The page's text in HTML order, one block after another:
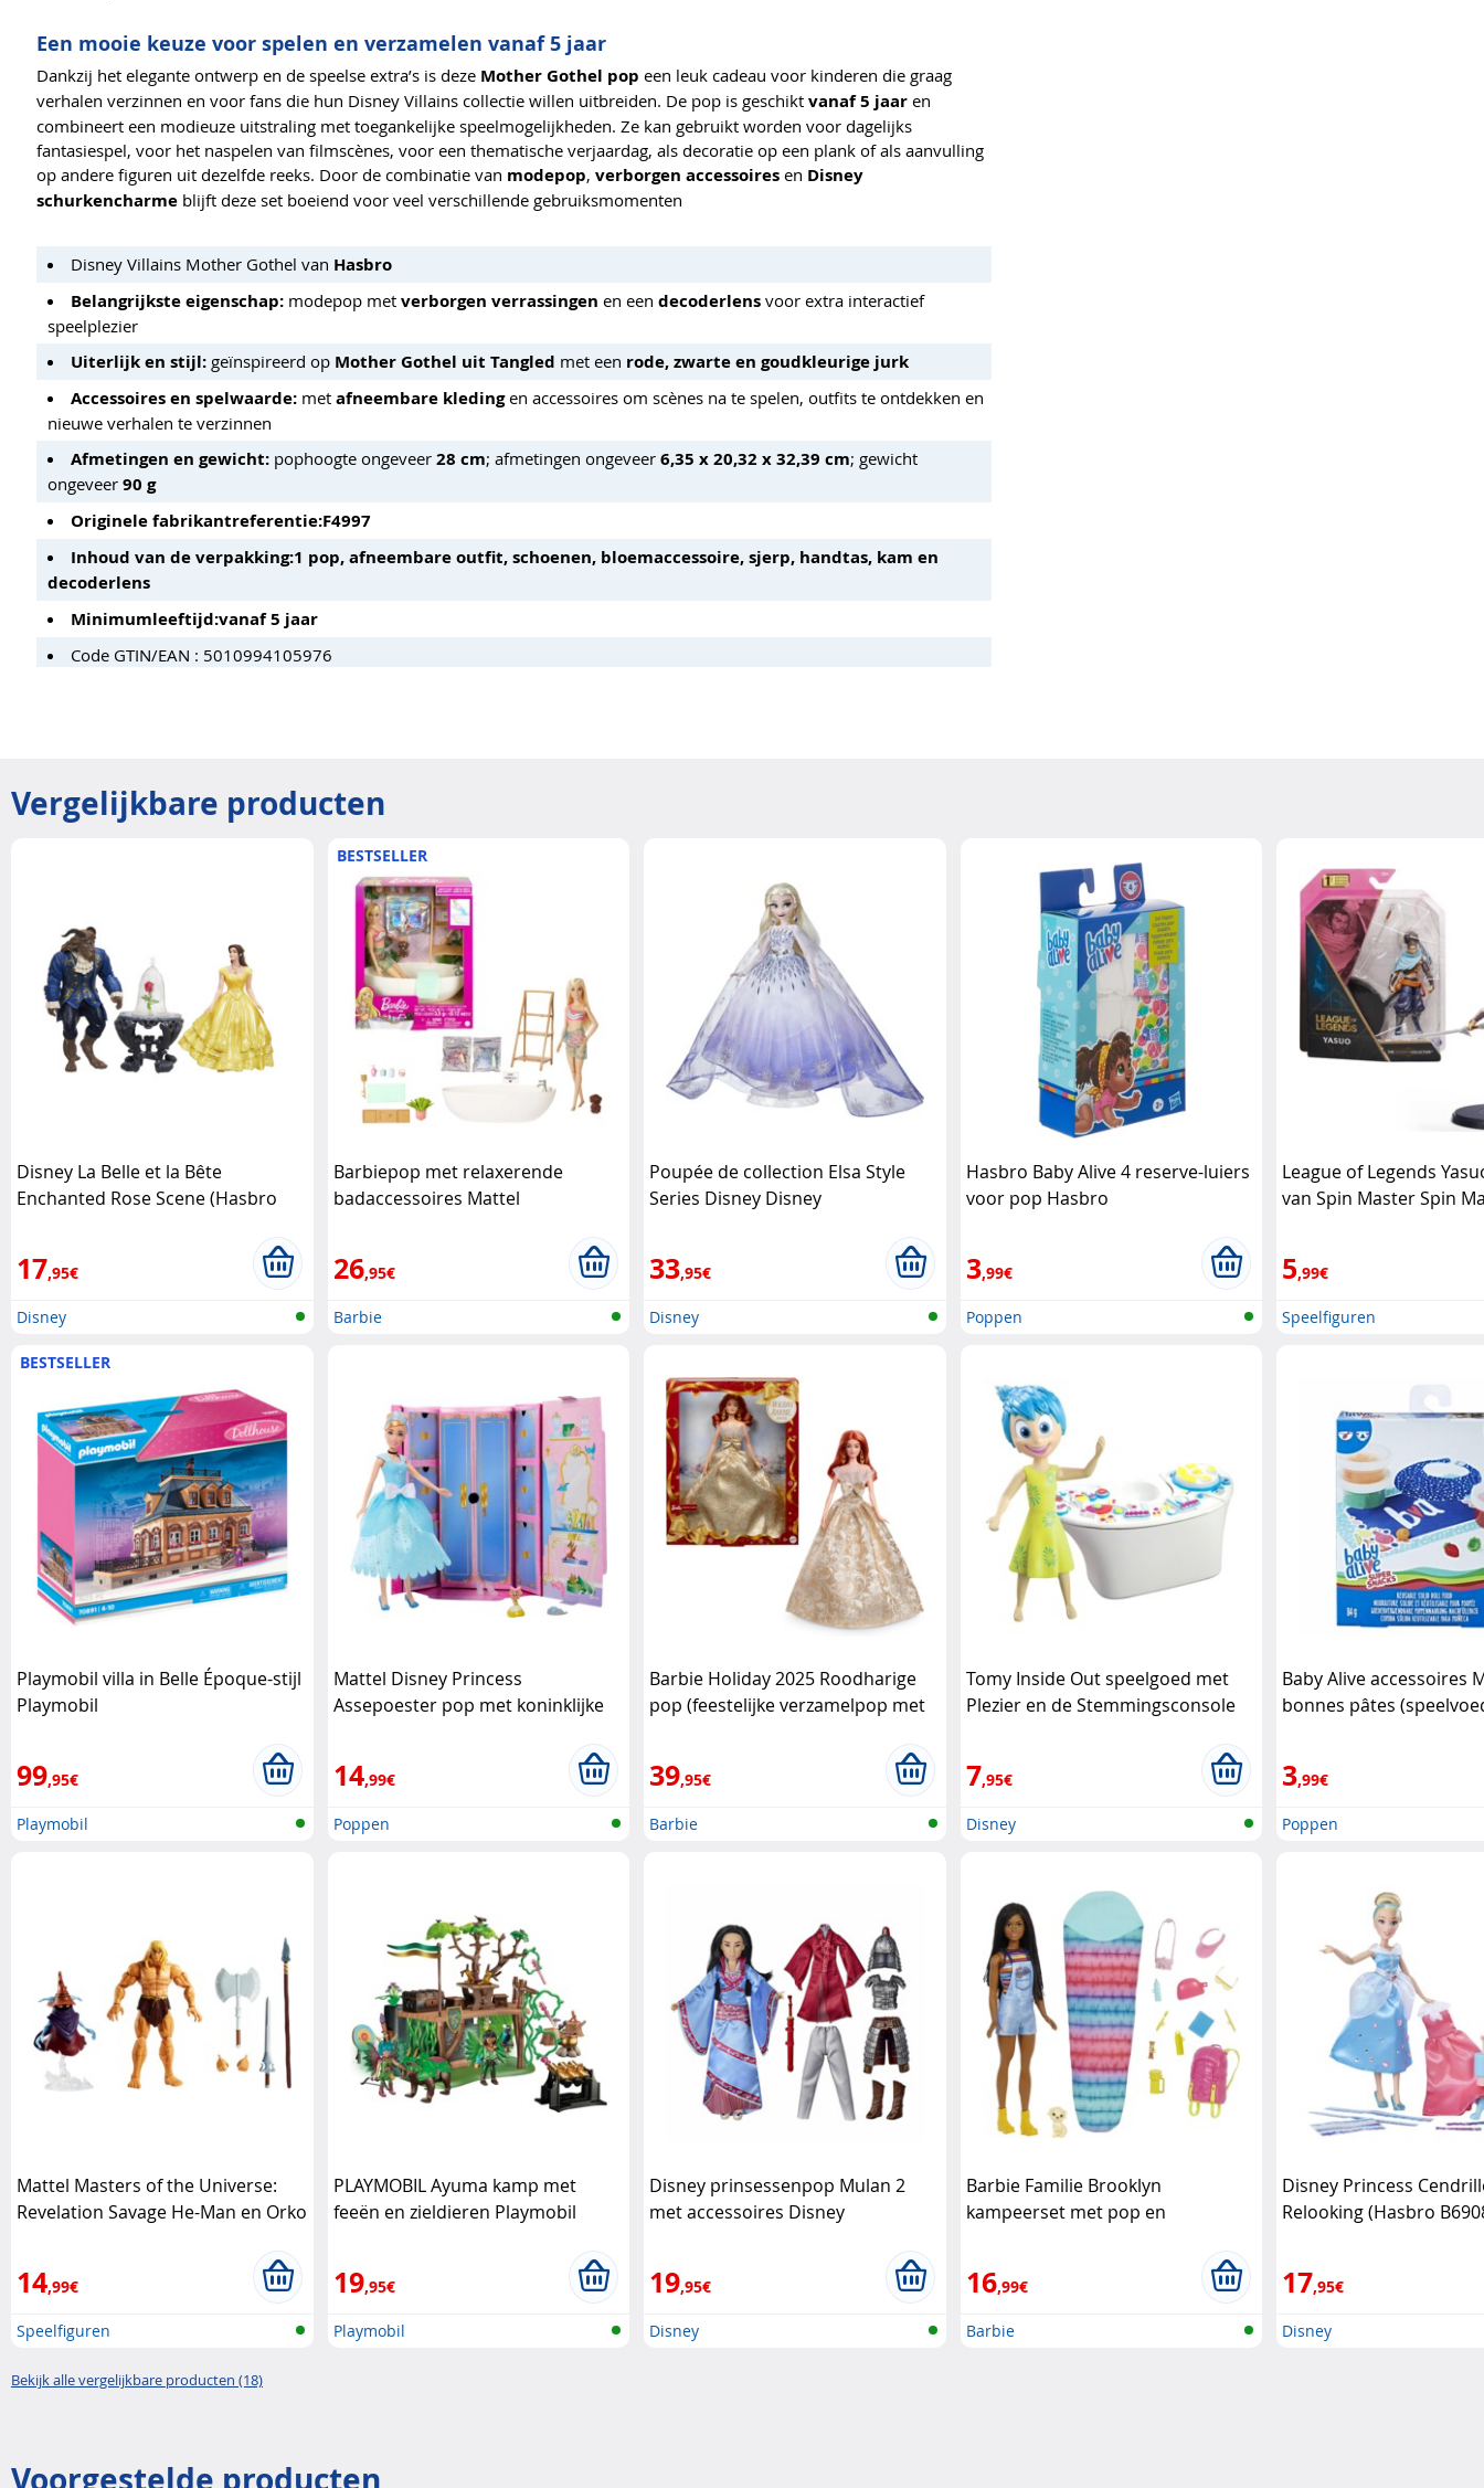
Een mooie keuze voor spelen en verzamelen vanaf 5 jaar
Dankzij het elegante ontwerp en de speelse extra’s is deze Mother Gothel pop een leuk cadeau voor kinderen die graag
verhalen verzinnen en voor fans die hun Disney Villains collectie willen uitbreiden. De pop is geschikt vanaf 5 jaar en
combineert een modieuze uitstraling met toegankelijke speelmogelijkheden. Ze kan gebruikt worden voor dagelijks
fantasiespel, voor het naspelen van filmscènes, voor een thematische verjaardag, als decoratie op een plank of als aanvulling
op andere figuren uit dezelfde reeks. Door de combinatie van modepop, verborgen accessoires en Disney
schurkencharme blijft deze set boeiend voor veel verschillende gebruiksmomenten
Disney Villains Mother Gothel van Hasbro
Belangrijkste eigenschap: modepop met verborgen verrassingen en een decoderlens voor extra interactief
speelplezier
Uiterlijk en stijl: geïnspireerd op Mother Gothel uit Tangled met een rode, zwarte en goudkleurige jurk
Accessoires en spelwaarde: met afneembare kledingen accessoires om scènes na te spelen, outfits te ontdekken en
nieuwe verhalen te verzinnen
Afmetingen en gewicht: pophoogte ongeveer 28 cm; afmetingen ongeveer 6,35 x 20,32 x 32,39 cm; gewicht
ongeveer 90 g
Originele fabrikantreferentie:F4997
Inhoud van de verpakking:1 pop, afneembare outfit, schoenen, bloemaccessoire, sjerp, handtas, kam en
decoderlens
Minimumleeftijd:vanaf 5 jaar
Code GTIN/EAN : 5010994105976
Vergelijkbare producten
Disney La Belle et la Bête
Enchanted Rose Scene (Hasbro
17,95€
Disney
BESTSELLER
Barbiepop met relaxerende
badaccessoires Mattel
26,95€
Barbie
Poupée de collection Elsa Style
Series Disney Disney
33,95€
Disney
Hasbro Baby Alive 4 reserve-luiers
voor pop Hasbro
3,99€
Poppen
League of Legends
van Spin Master Spin
5,99€
Speelfiguren
BESTSELLER
Playmobil villa in Belle Époque-stijl
Playmobil
99,95€
Playmobil
Mattel Disney Princess
Assepoester pop met koninklijke
14,99€
Poppen
Barbie Holiday 2025 Roodharige
pop (feestelijke verzamelpop met
39,95€
Barbie
Tomy Inside Out speelgoed met
Plezier en de Stemmingsconsole
7,95€
Disney
Baby Alive accessoires
bonnes pâtes
3,99€
Poppen
Mattel Masters of the Universe:
Revelation Savage He-Man en Orko
14,99€
Speelfiguren
PLAYMOBIL Ayuma kamp met
feeën en zieldieren Playmobil
19,95€
Playmobil
Disney prinsessenpop Mulan 2
met accessoires Disney
19,95€
Disney
Barbie Familie Brooklyn
kampeerset met pop en
16,99€
Barbie
Disney Princess
Relooking (Hasbro
17,95€
Disney
Bekijk alle vergelijkbare producten (18)